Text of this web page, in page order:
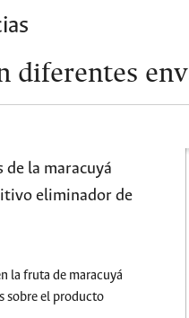
diferentes
la maracuyá
eliminador de
la fruta de maracuyá
sobre el producto